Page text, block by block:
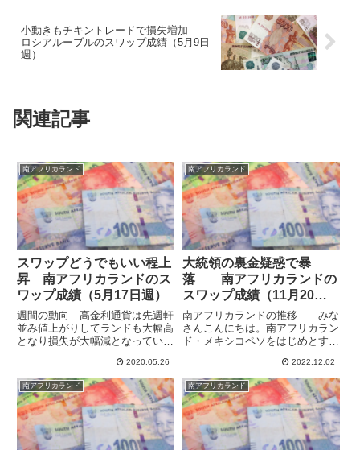
小動きもチキントレードで損失増加
ロシアルーブルのスワップ成績（5月9日
週）
関連記事
南アフリカランド
スワップどうでもいい程上
昇 南アフリカランドのス
ワップ成績（5月17日週）
週間の動向 高金利通貨は先週軒
並み値上がりしてランドも大幅高
となり損失が大幅減となっていま
ォーマンス最低です。週が変わっ
てからも上昇の流れは変わらず、
先週のスワップなどどうでもいい
状態に陥っています。上の今週
の...
2020.05.26
南アフリカランド
大統領の裏金疑惑で暴
落 南アフリカランドの
スワップ成績（11月20日
週）
南アフリカランドの推移 みな
さんこんにちは。南アフリカラン
ド・メキシコペソをはじめとする
いった金利高めのメジャー通貨に
分散投資する形でスワポ運用を行
っています。ハイレバレッジで資
金効率を高めるとともに為替の
変...
2022.12.02
南アフリカランド 南アフリカランド